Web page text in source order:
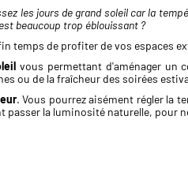
les jours de grand soleil car la
beaucoup trop éblouissant ?
temps de profiter de vos espaces
vous permettant d'aménager un
ou de la fraîcheur des soirées
. Vous pourrez aisément régler la
la luminosité naturelle, pour